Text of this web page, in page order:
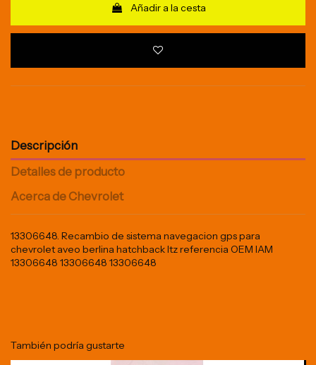
Añadir a la cesta
Descripción
Detalles de producto
Acerca de Chevrolet
13306648. Recambio de sistema navegacion gps para
chevrolet aveo berlina hatchback ltz referencia OEM IAM
13306648 13306648 13306648
También podría gustarte